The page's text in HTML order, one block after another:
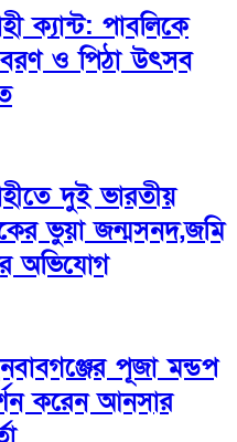
ক্যান্ট: পাবলিকে
ও পিঠা উৎসব
দুই ভারতীয়
ভুয়া জন্মসনদ,জমি
অভিযোগ
পূজা মন্ডপ
করেন আনসার